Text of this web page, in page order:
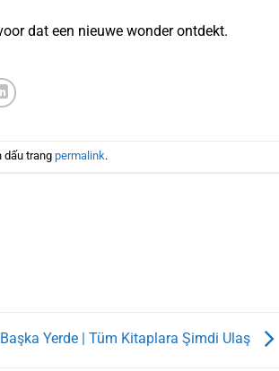
dat een nieuwe wonder ontdekt.
dấu trangpermalink.
Yerde | Tüm Kitaplara Şimdi Ulaş